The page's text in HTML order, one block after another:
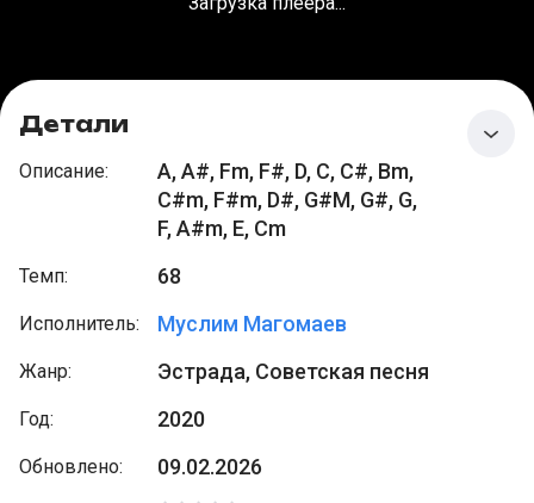
Детали
Описание:
A, A#, Fm, F#, D, C, C#, Bm,
C#m, F#m, D#, G#M, G#, G,
F, A#m, E, Cm
Темп: 68
Исполнитель: Муслим Магомаев
Жанр: Эстрада, Советская песня
Год: 2020
Обновлено: 09.02.2026